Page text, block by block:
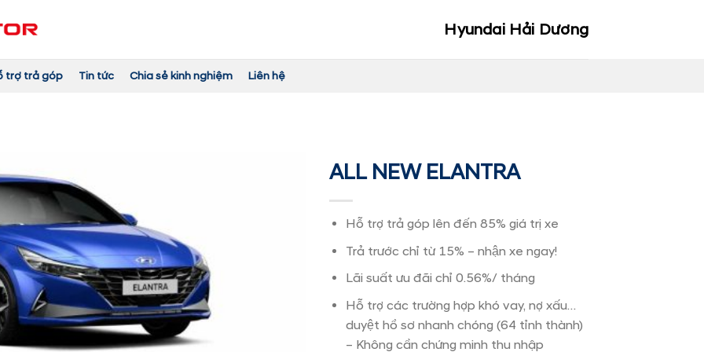
Hyundai Hải Dương
trợ trả góp Tin tức Chia sẻ kinh nghiệm Liên hệ
ALL NEW ELANTRA
Hỗ trợ trả góp lên đến 85% giá trị xe
Trả trước chỉ từ 15% – nhận xe ngay!
Lãi suất ưu đãi chỉ 0.56%/ tháng
Hỗ trợ các trường hợp khó vay, nợ xấu…
duyệt hồ sơ nhanh chóng (64 tỉnh thành)
– Không cần chứng minh thu nhập